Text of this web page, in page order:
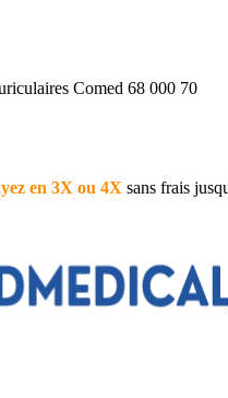
Comed 68 000 70
en 3X ou 4X sans frais